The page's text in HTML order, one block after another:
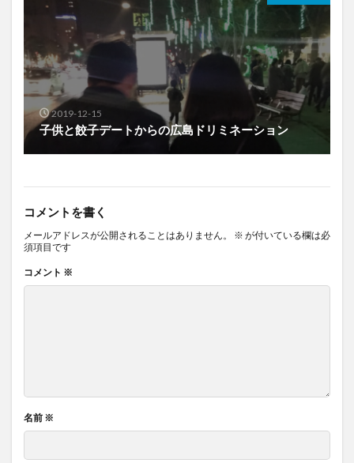
2019-12-15
子供と餃子デートからの広島ドリミネーション
コメントを書く
メールアドレスが公開されることはありません。 ※ が付いている欄は必
須項目です
コメント ※
名前 ※